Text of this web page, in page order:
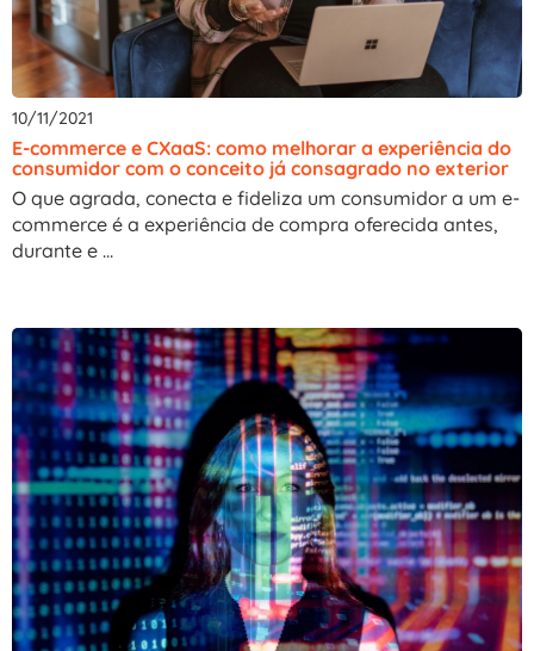
10/11/2021
E-commerce e CXaaS: como melhorar a experiência do
consumidor com o conceito já consagrado no exterior
O que agrada, conecta e fideliza um consumidor a um e-
commerce é a experiência de compra oferecida antes,
durante e ...